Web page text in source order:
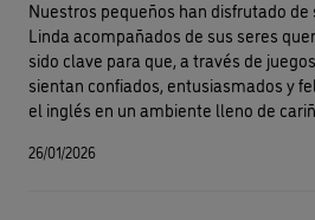
Nuestros pequeños han disfrutado
Linda acompañados de sus seres
sido clave para que, a través de
sientan confiados, entusiasmados y
el inglés en un ambiente lleno de
26/01/2026